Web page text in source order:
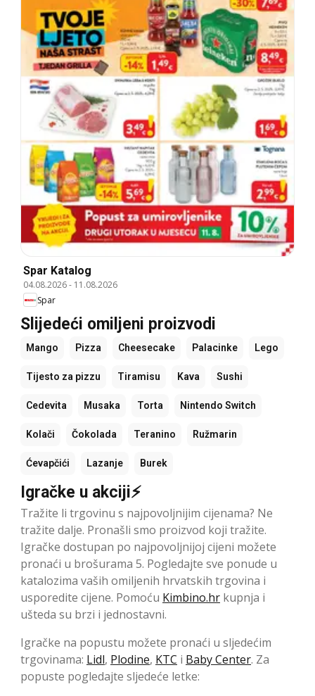
Spar Katalog
04.08.2026- 11.08.2026
Spar
Slijedeći omiljeni proizvodi
Mango Pizza Cheesecake Palacinke Lego
Tijesto za pizzu Tiramisu Kava Sushi
Cedevita Musaka Torta Nintendo Switch
Kolači Čokolada Teranino Ružmarin
Ćevapčići Lazanje Burek
Igračke u akciji⚡
Tražite li trgovinu s najpovoljnijim cijenama? Ne
tražite dalje. Pronašli smo proizvod koji tražite.
Igračke dostupan po najpovoljnijoj cijeni možete
pronaći u brošurama 5. Pogledajte sve ponude u
katalozima vaših omiljenih hrvatskih trgovina i
usporedite cijene. Pomoću Kimbino.hr kupnja i
ušteda su brzi i jednostavni.
Igračke na popustu možete pronaći u sljedećim
trgovinama: Lidl, Plodine, KTC i Baby Center. Za
popuste pogledajte sljedeće letke: